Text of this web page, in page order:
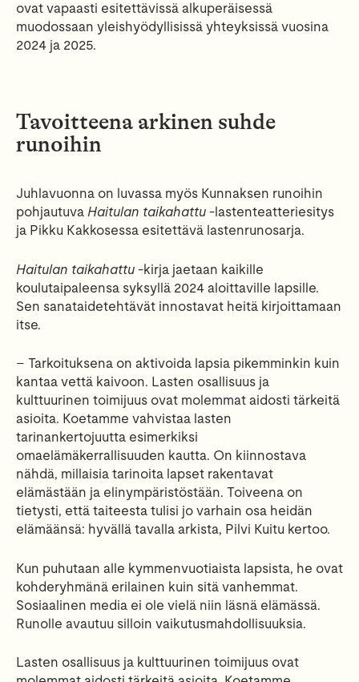
ovat vapaasti esitettävissä alkuperäisessä
muodossaan yleishyödyllisissä yhteyksissä vuosina
2024 ja 2025.
Tavoitteena arkinen suhde
runoihin
Juhlavuonna on luvassa myös Kunnaksen runoihin
pohjautuva Haitulan taikahattu -lastenteatteriesitys
ja Pikku Kakkosessa esitettävä lastenrunosarja.
Haitulan taikahattu -kirja jaetaan kaikille
koulutaipaleensa syksyllä 2024 aloittaville lapsille.
Sen sanataidetehtävät innostavat heitä kirjoittamaan
itse.
– Tarkoituksena on aktivoida lapsia pikemminkin kuin
kantaa vettä kaivoon. Lasten osallisuus ja
kulttuurinen toimijuus ovat molemmat aidosti tärkeitä
asioita. Koetamme vahvistaa lasten
tarinankertojuutta esimerkiksi
omaelämäkerrallisuuden kautta. On kiinnostava
nähdä, millaisia tarinoita lapset rakentavat
elämästään ja elinympäristöstään. Toiveena on
tietysti, että taiteesta tulisi jo varhain osa heidän
elämäänsä: hyvällä tavalla arkista, Pilvi Kuitu kertoo.
Kun puhutaan alle kymmenvuotiaista lapsista, he ovat
kohderyhmänä erilainen kuin sitä vanhemmat.
Sosiaalinen media ei ole vielä niin läsnä elämässä.
Runolle avautuu silloin vaikutusmahdollisuuksia.
Lasten osallisuus ja kulttuurinen toimijuus ovat